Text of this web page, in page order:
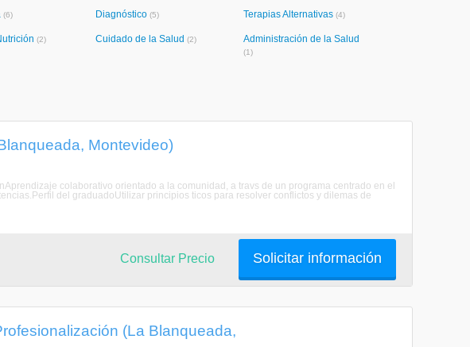
(6) Diagnóstico (5) Terapias Alternativas (4)
(2) Cuidado de la Salud (2) Administración de la Salud
(1)
Montevideo)
colaborativo orientado a la comunidad, a travs de un programa centrado en el
del graduadoUtilizar principios ticos para resolver conflictos y dilemas de
Solicitar información
Consultar Precio
(La Blanqueada,